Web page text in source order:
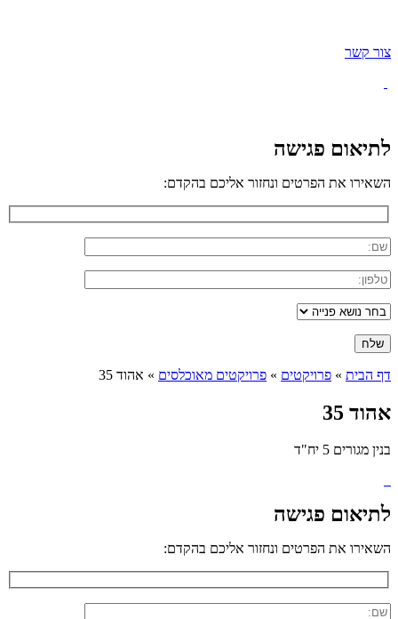
צור קשר
לתיאום פגישה
השאירו את הפרטים ונחזור אליכם בהקדם:
דף הבית » פרויקטים » פרויקטים מאוכלסים » אהוד 35
אהוד 35
בנין מגורים 5 יח"ד
לתיאום פגישה
השאירו את הפרטים ונחזור אליכם בהקדם: